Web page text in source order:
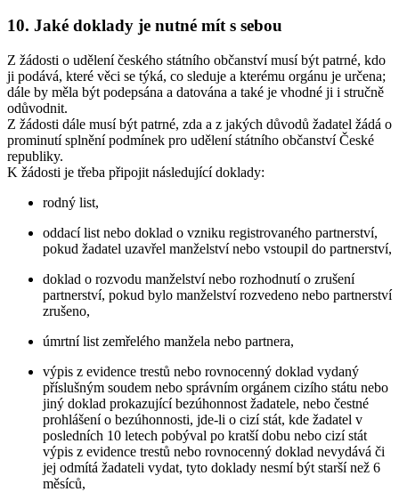
10. Jaké doklady je nutné mít s sebou
Z žádosti o udělení českého státního občanství musí být patrné, kdo
ji podává, které věci se týká, co sleduje a kterému orgánu je určena;
dále by měla být podepsána a datována a také je vhodné ji i stručně
odůvodnit.
Z žádosti dále musí být patrné, zda a z jakých důvodů žadatel žádá o
prominutí splnění podmínek pro udělení státního občanství České
republiky.
K žádosti je třeba připojit následující doklady:
rodný list,
oddací list nebo doklad o vzniku registrovaného partnerství,
pokud žadatel uzavřel manželství nebo vstoupil do partnerství,
doklad o rozvodu manželství nebo rozhodnutí o zrušení
partnerství, pokud bylo manželství rozvedeno nebo partnerství
zrušeno,
úmrtní list zemřelého manžela nebo partnera,
výpis z evidence trestů nebo rovnocenný doklad vydaný
příslušným soudem nebo správním orgánem cizího státu nebo
jiný doklad prokazující bezúhonnost žadatele, nebo čestné
prohlášení o bezúhonnosti, jde-li o cizí stát, kde žadatel v
posledních 10 letech pobýval po kratší dobu nebo cizí stát
výpis z evidence trestů nebo rovnocenný doklad nevydává či
jej odmítá žadateli vydat, tyto doklady nesmí být starší než 6
měsíců,